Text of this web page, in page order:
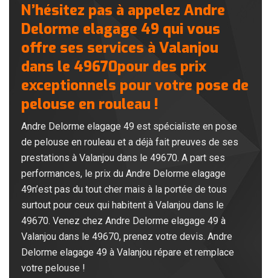
N’hésitez pas à appelez Andre
Delorme elagage 49 qui vous
offre ses services à Valanjou
dans le 49670pour des prix
exceptionnels pour votre pose de
pelouse en rouleau !
Andre Delorme elagage 49 est spécialiste en pose
de pelouse en rouleau et a déjà fait preuves de ses
prestations à Valanjou dans le 49670. A part ses
performances, le prix du Andre Delorme elagage
49n’est pas du tout cher mais à la portée de tous
surtout pour ceux qui habitent à Valanjou dans le
49670. Venez chez Andre Delorme elagage 49 à
Valanjou dans le 49670, prenez votre devis. Andre
Delorme elagage 49 à Valanjou répare et remplace
votre pelouse !